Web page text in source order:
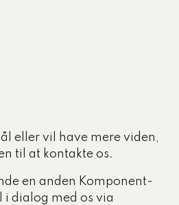
eller vil have mere viden,
til at kontakte os.
en anden Komponent-
dialog med os via